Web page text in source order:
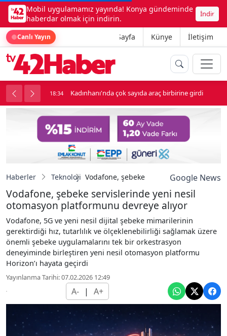
Mobil uygulamamız yayında! Konya gündeminde
haberdar olmak için indirin.
İndir
Canlı Yayın Ana Sayfa Künye İletişim
soygun 18:34 Kadınhanı'nda çok sayıda araç birbirine girdi
Haberler Teknoloji Vodafone, şebeke servislerinde yeni
Google News
Vodafone, şebeke servislerinde yeni nesil
otomasyon platformunu devreye alıyor
Vodafone, 5G ve yeni nesil dijital şebeke mimarilerinin
gerektirdiği hız, tutarlılık ve ölçeklenebilirliği sağlamak üzere
önemli şebeke uygulamalarını tek bir orkestrasyon
deneyiminde birleştiren yeni nesil otomasyon platformu
Horizon’ı hayata geçirdi
Yayınlanma Tarihi: 07.02.2026 12:49
A- | A+